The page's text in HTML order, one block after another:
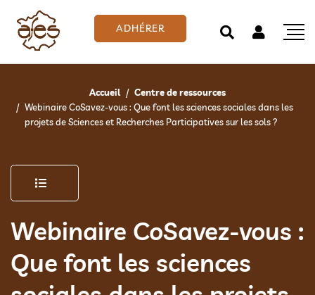
ADHÉRER
Accueil
Centre de ressources
Webinaire CoSavez-vous : Que font les sciences sociales dans les
projets de Sciences et Recherches Participatives sur les sols ?
Webinaire CoSavez-vous :
Que font les sciences